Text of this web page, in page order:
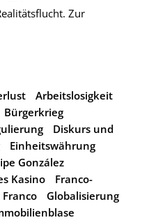
Zur
Arbeitslosigkeit
Bürgerkrieg
Diskurs und
Einheitswährung
González
Kasino
Franco-
Franco
Globalisierung